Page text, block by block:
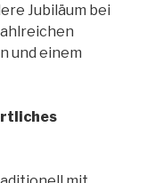
Jubiläum bei
und einem